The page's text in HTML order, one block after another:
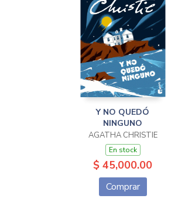
Y NO QUEDÓ
NINGUNO
AGATHA CHRISTIE
En stock
$ 45,000.00
Comprar